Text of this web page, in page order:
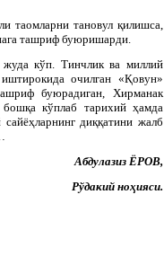
таомларни тановул қилишса,
ташриф буюришарди.
кўп. Тинчлик ва миллий
очилган «Қовун»
буюрадиган, Хирманак
кўплаб тарихий ҳамда
диққатини жалб
Абдулазиз ЁРОВ,
Рўдакий ноҳияси.